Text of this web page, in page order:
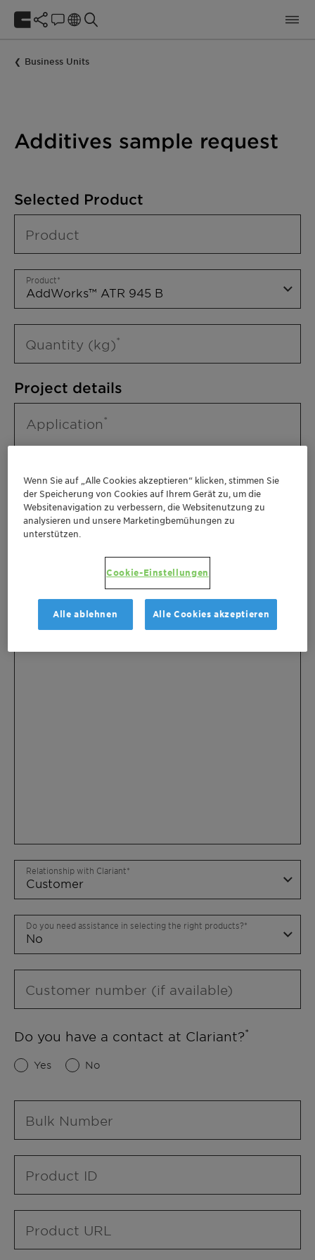
Business Units
Additives sample request
Selected Product
Product
Product
Quantity (kg)
Project details
Application
Please specify further needs you might
Relationship with Clariant
Do you need assistance in selecting the right products?
Customer number (if available)
Do you have a contact at Clariant?
Yes No
Bulk Number
Product ID
Product URL
Wenn Sie auf „Alle Cookies akzeptieren“ klicken, stimmen Sie
der Speicherung von Cookies auf Ihrem Gerät zu, um die
Websitenavigation zu verbessern, die Websitenutzung zu
analysieren und unsere Marketingbemühungen zu
unterstützen.
Cookie-Einstellungen
Alle ablehnen Alle Cookies akzeptieren